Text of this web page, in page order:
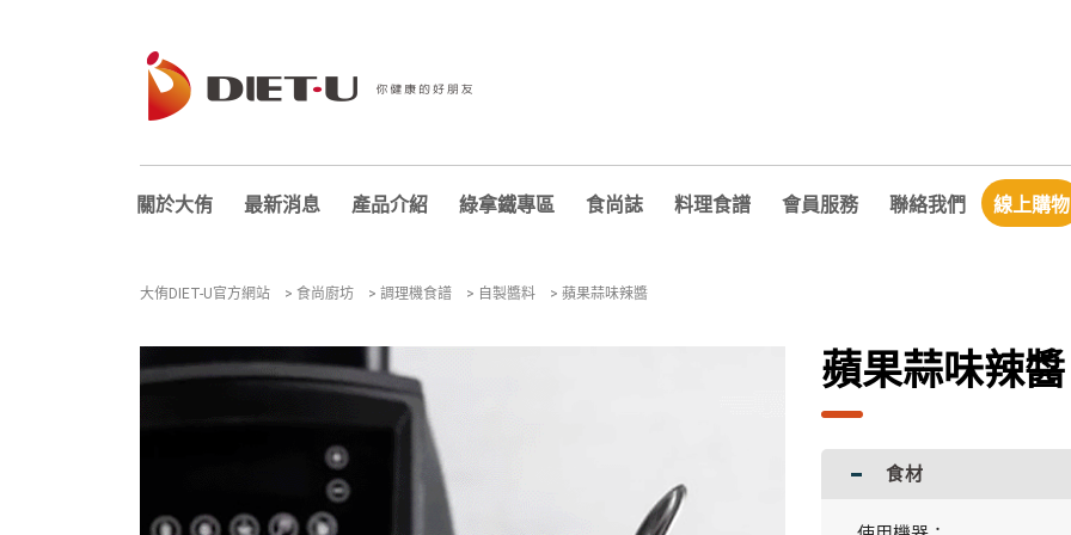
關於大侑 最新消息 產品介紹 綠拿鐵專區 食尚誌 料理食譜 會員服務 聯絡我們 線上購物
大侑DIET-U官方網站 > 食尚廚坊 > 調理機食譜 > 自製醬料 > 蘋果蒜味辣醬
蘋果蒜味辣醬
食材